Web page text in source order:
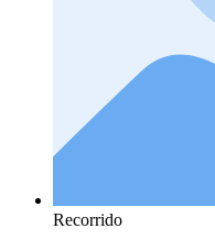
Recorrido